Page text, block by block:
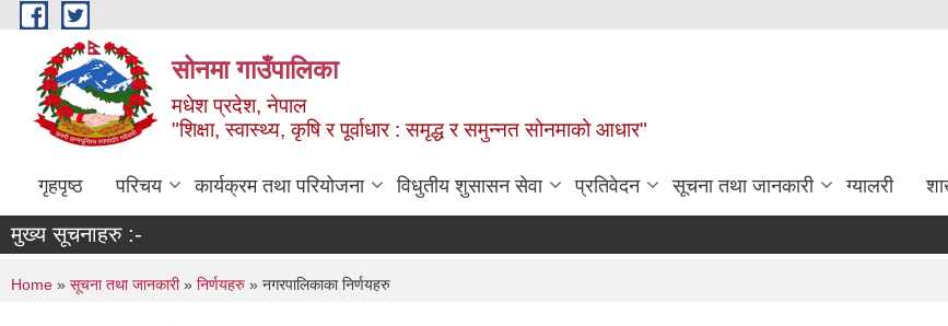
Skip to main content
सोनमा गाउँपालिका
मधेश प्रदेश, नेपाल
"शिक्षा, स्वास्थ्य, कृषि र पूर्वाधार : समृद्ध र समुन्नत सोनमाको आधार"
गृहपृष्ठ परिचय कार्यक्रम तथा परियोजना विधुतीय शुसासन सेवा प्रतिवेदन सूचना तथा जानकारी ग्यालरी
मुख्य सूचनाहरु :-
You are here
Home » सूचना तथा जानकारी» निर्णयहरु » नगरपालिकाका निर्णयहरु